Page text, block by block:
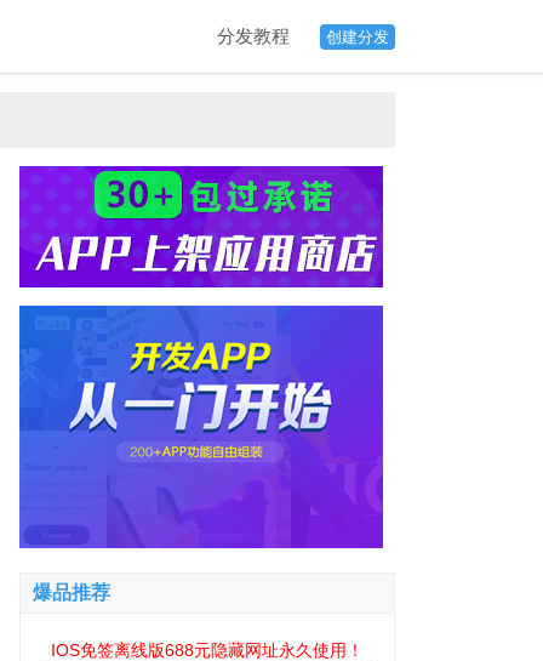
创建分发
分发教程
爆品推荐
IOS免签离线版688元隐藏网址永久使用！